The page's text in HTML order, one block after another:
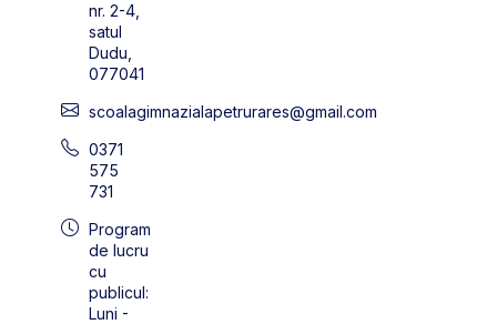
nr. 2-4,
satul
Dudu,
077041
scoalagimnazialapetrurares@gmail.com
0371
575
731
Program
de lucru
cu
publicul:
Luni -